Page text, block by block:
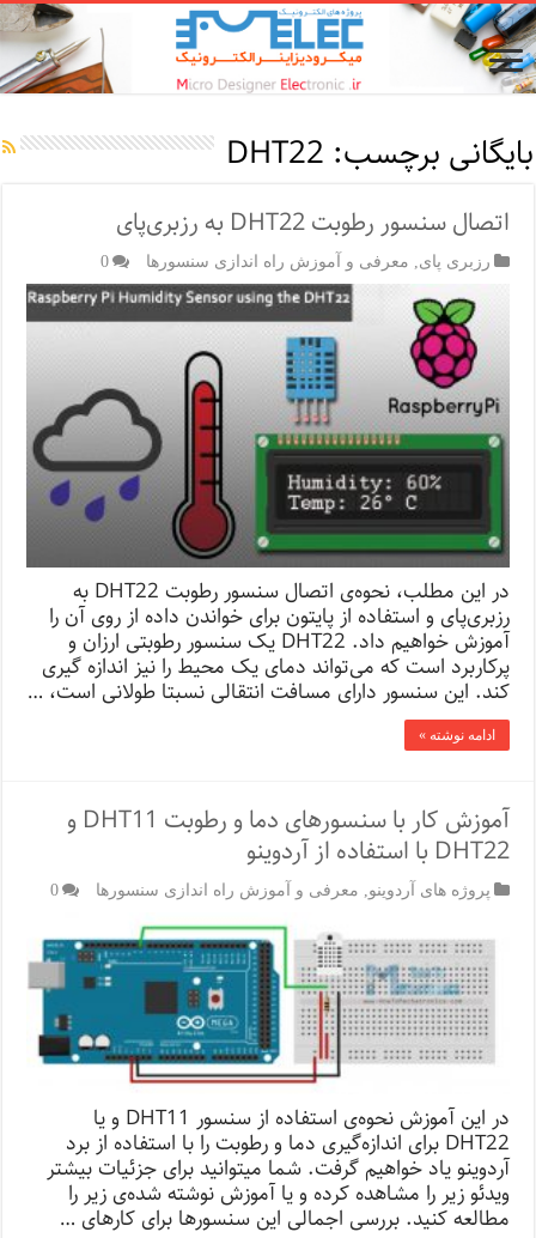
بایگانی برچسب: DHT22
اتصال سنسور رطوبت DHT22 به رزبری‌پای
رزبری پای معرفی و آموزش راه اندازی سنسورها 0
در این مطلب، نحوه‌ی اتصال سنسور رطوبت DHT22 به
رزبری‌پای و استفاده از پایتون برای خواندن داده از روی آن را
آموزش خواهیم داد. DHT22 یک سنسور رطوبتی ارزان و
پرکاربرد است که می‌تواند دمای یک محیط را نیز اندازه گیری
کند. این سنسور دارای مسافت انتقالی نسبتا طولانی است، …
ادامه نوشته »
آموزش کار با سنسور‌های دما و رطوبت DHT11 و
DHT22 با استفاده از آردوینو
پروژه های آردوینو معرفی و آموزش راه اندازی سنسورها 0
در این آموزش نحوه‌ی استفاده از سنسور DHT11 و یا
DHT22 برای اندازه‌گیری دما و رطوبت را با استفاده از برد
آردوینو یاد خواهیم گرفت. شما می­توانید برای جزئیات بیشتر
ویدئو زیر را مشاهده کرده و یا آموزش نوشته شده‌ی زیر را
مطالعه کنید. بررسی اجمالی این سنسور‌ها برای کارهای …